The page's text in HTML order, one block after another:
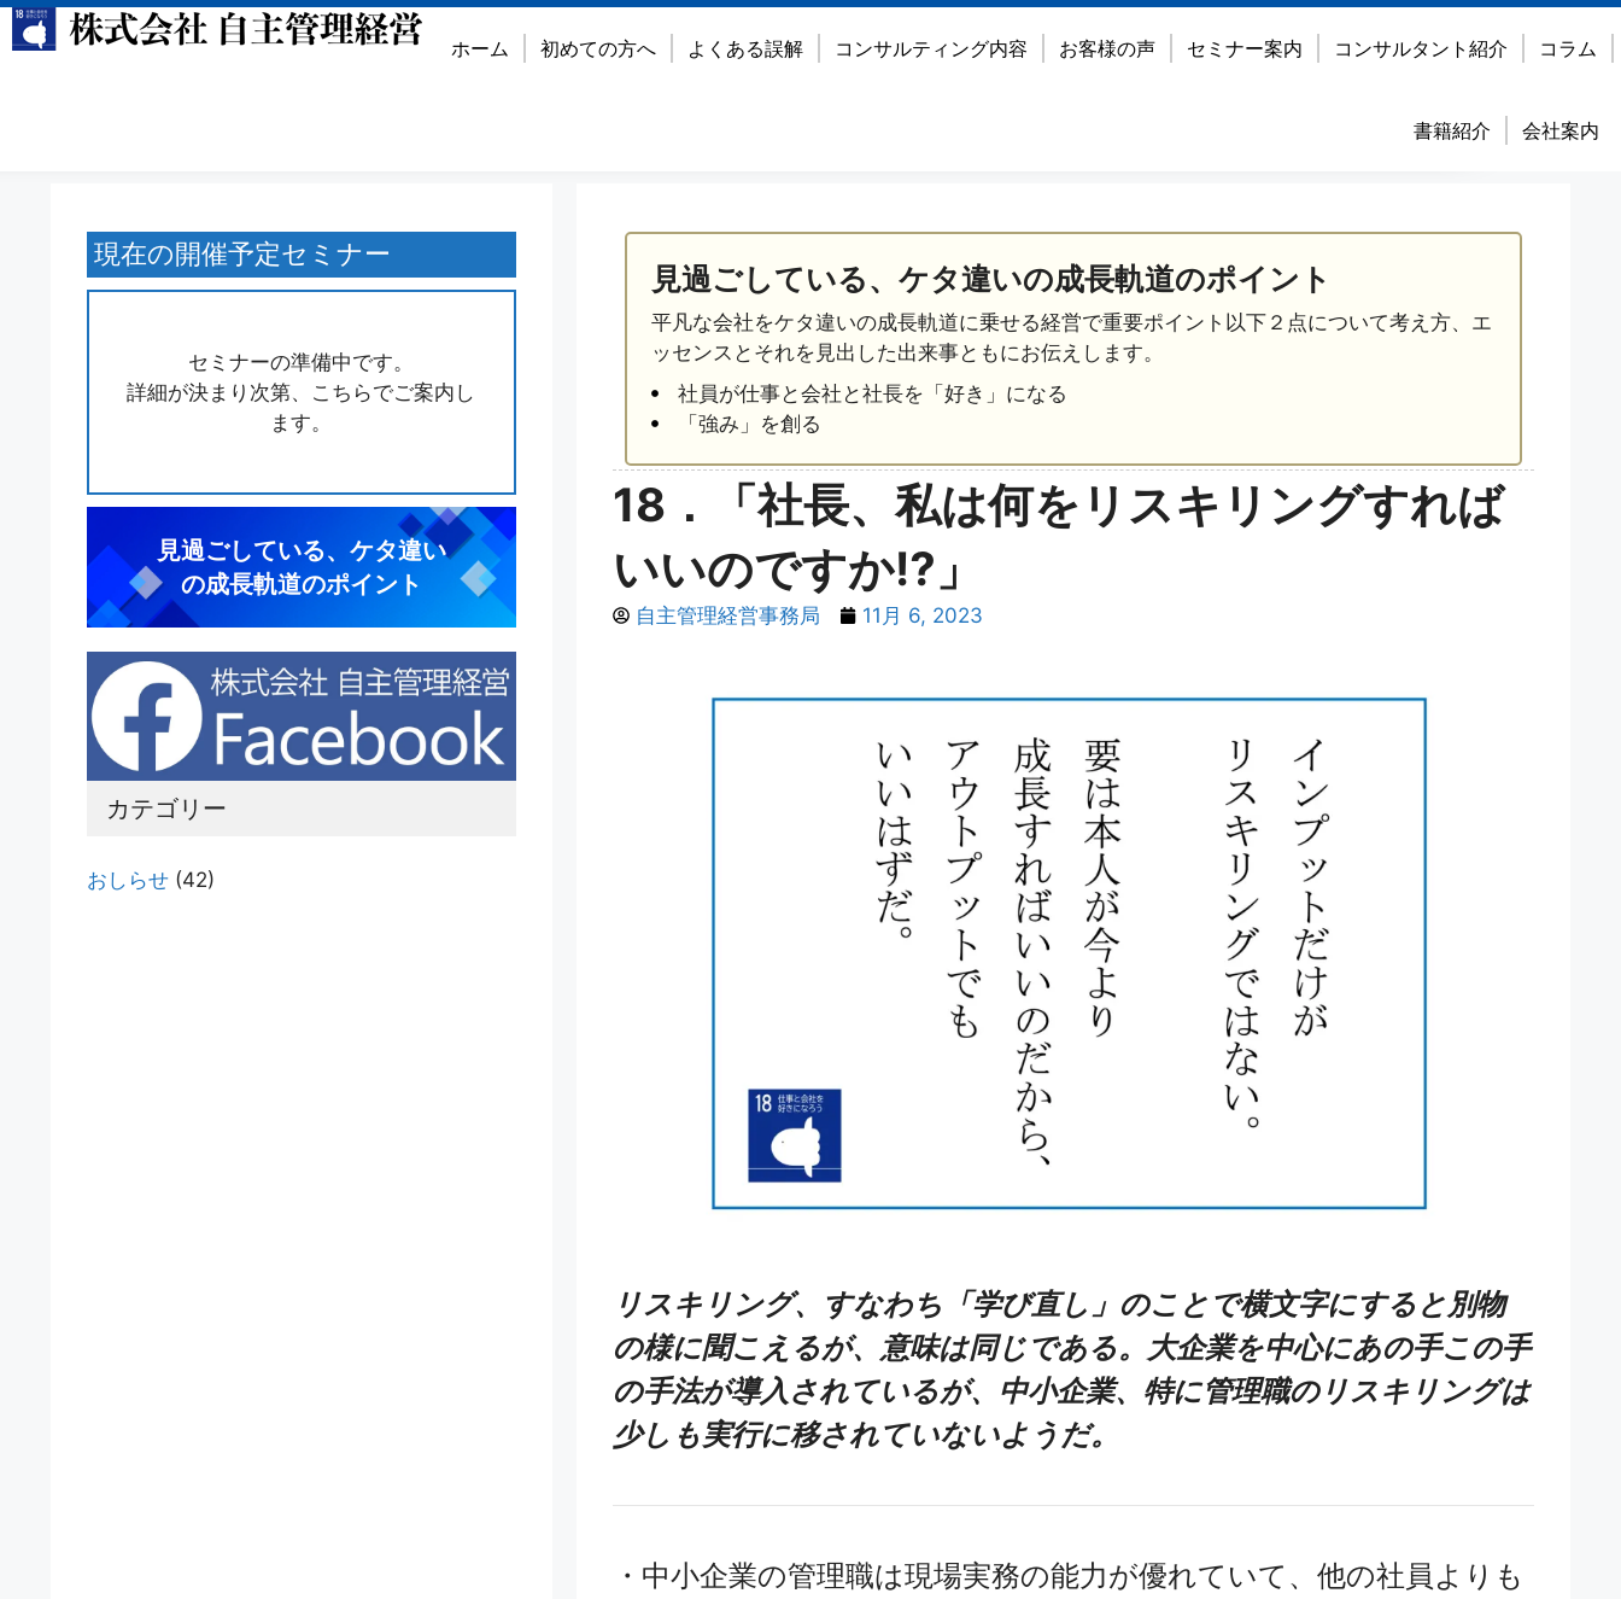
ホーム 初めての方へ よくある誤解 コンサルティング内容 お客様の声 セミナー案内 コンサルタント紹介 コラム
書籍紹介 会社案内
現在の開催予定セミナー
セミナーの準備中です。
詳細が決まり次第、こちらでご案内し
ます。
見過ごしている、ケタ違い
の成長軌道のポイント
カテゴリー
おしらせ (42)
見過ごしている、ケタ違いの成長軌道のポイント
平凡な会社をケタ違いの成長軌道に乗せる経営で重要ポイント以下２点について考え方、エ
ッセンスとそれを見出した出来事ともにお伝えします。
社員が仕事と会社と社長を「好き」になる
「強み」を創る
18．「社長、私は何をリスキリングすれば
いいのですか⁉」
自主管理経営事務局 11月 6, 2023
リスキリング、すなわち「学び直し」のことで横文字にすると別物
の様に聞こえるが、 意味は同じである。大企業を中心にあの手この手
の手法が導入されているが、中小企業、特に管理職のリスキリングは
少しも実行に移されていないようだ。
・中小企業の管理職は現場実務の能力が優れていて、他の社員よりも